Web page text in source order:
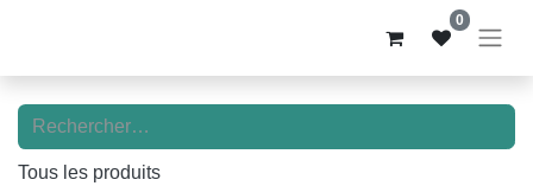
0
Tous les produits